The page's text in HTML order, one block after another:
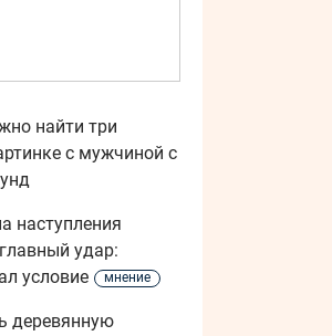
найти три
с мужчиной с
наступления
удар:
условие
мнение
деревянную